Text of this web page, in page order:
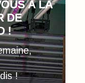
À LA
DE
!
!